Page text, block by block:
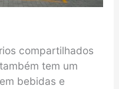
compartilhados
tem um
bebidas e